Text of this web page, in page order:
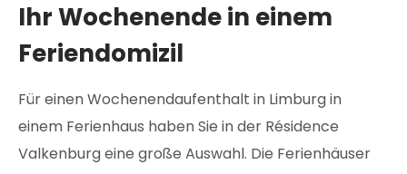
Ihr Wochenende in einem
Feriendomizil
Für einen Wochenendaufenthalt in Limburg in
einem Ferienhaus haben Sie in der Résidence
Valkenburg eine große Auswahl. Die Ferienhäuser